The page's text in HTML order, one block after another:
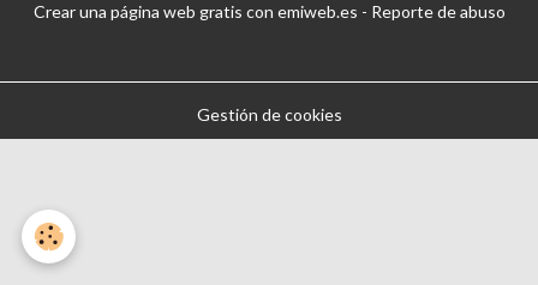
Crear una página web gratis con emiweb.es - Reporte de abuso
Gestión de cookies